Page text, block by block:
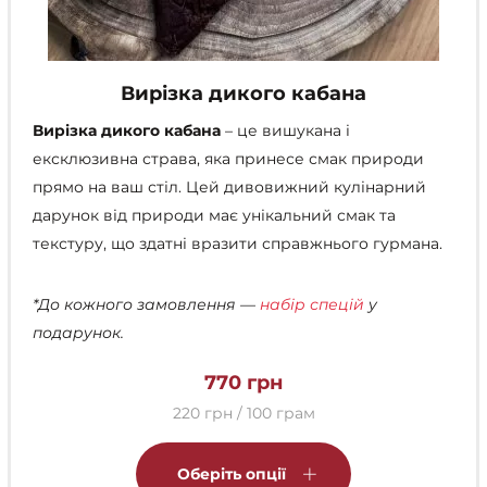
Вирізка дикого кабана
Вирізка дикого кабана – це вишукана і
ексклюзивна страва, яка принесе смак природи
прямо на ваш стіл. Цей дивовижний кулінарний
дарунок від природи має унікальний смак та
текстуру, що здатні вразити справжнього гурмана.
*До кожного замовлення — набір спецій у
подарунок.
770 грн
220 грн / 100 грам
Оберіть опції